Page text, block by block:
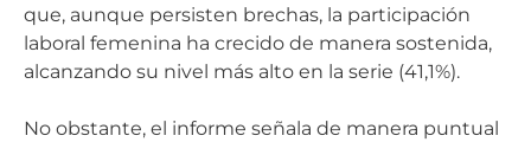
que, aunque persisten brechas, la participación
laboral femenina ha crecido de manera sostenida,
alcanzando su nivel más alto en la serie (41,1%).
No obstante, el informe señala de manera puntual